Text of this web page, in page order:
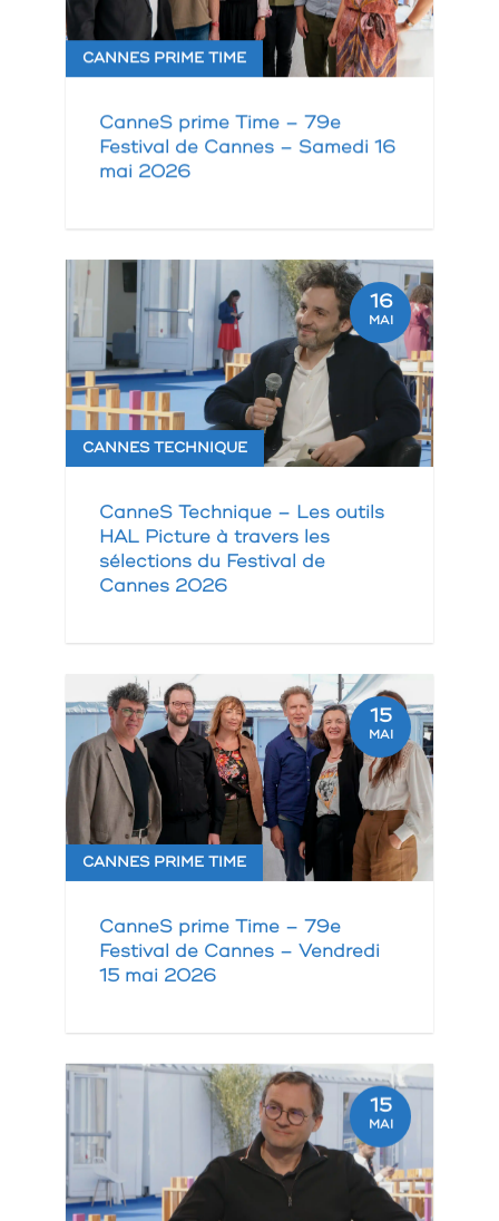
CANNES PRIME TIME
CanneS prime Time – 79e
Festival de Cannes – Samedi 16
mai 2026
16
MAI
CANNES TECHNIQUE
CanneS Technique – Les outils
HAL Picture à travers les
sélections du Festival de
Cannes 2026
15
MAI
CANNES PRIME TIME
CanneS prime Time – 79e
Festival de Cannes – Vendredi
15 mai 2026
15
MAI